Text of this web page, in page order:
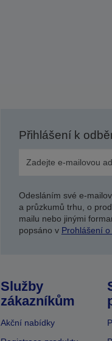
Přihlášení k
Odesláním své e-
a průzkumů trhu, o
mailu nebo jinými
popsáno v Prohlášení
Služby
zákazníkům
Akční nabídky